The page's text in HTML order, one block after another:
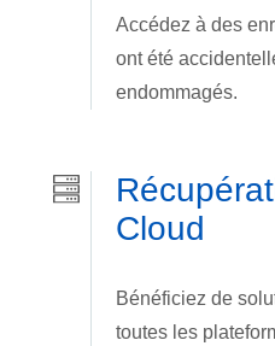
Accédez à des
ont été
endommagés.
Cloud
Bénéficiez de
toutes les